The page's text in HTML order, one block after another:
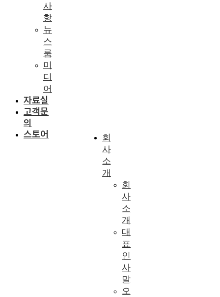
사
항
뉴
스
룸
미
디
어
자료실
고객문
의
스토어
회
사
소
개
회
사
소
개
대
표
인
사
말
오